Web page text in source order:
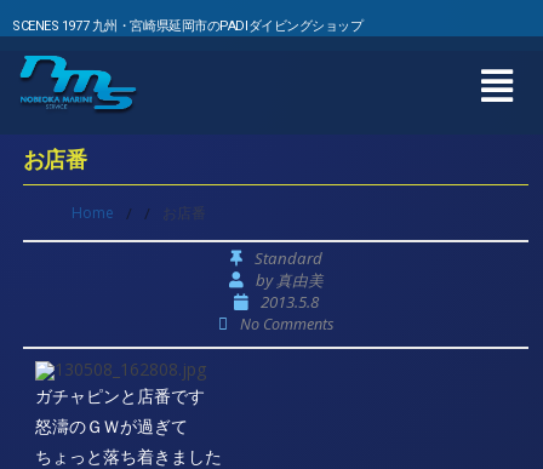
SCENES 1977 九州・宮崎県延岡市のPADIダイビングショップ
お店番
Home / / お店番
Standard
by真由美
2013.5.8
No Comments
ガチャピンと店番です
怒濤のＧＷが過ぎて
ちょっと落ち着きました